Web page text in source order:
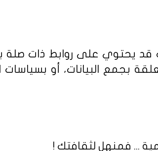
قد يحتوي على روابط ذات
بجمع البيانات، أو